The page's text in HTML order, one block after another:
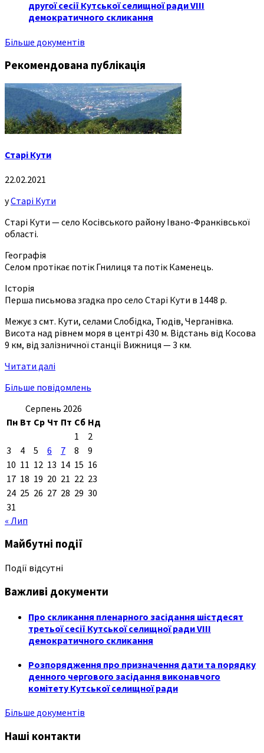
другої сесії Кутської селищної ради VIII
демократичного скликання
Більше документів
Рекомендована публікація
Старі Кути
22.02.2021
уСтарі Кути
Старі Кути — село Косівського району Івано-Франківської
області.
Географія
Селом протікає потік Гнилиця та потік Каменець.
Історія
Перша письмова згадка про село Старі Кути в 1448 р.
Межує з смт. Кути, селами Слобідка, Тюдів, Черганівка.
Висота над рівнем моря в центрі 430 м. Відстань від Косова
9 км, від залізничної станції Вижниця — 3 км.
Читати далі
Більше повідомлень
Серпень 2026
Пн Вт Ср Чт Пт Сб Нд
1
2
3
4 5 6 7 8
9
10 11 12 13 14 15 16
17 18 19 20 21 22 23
24 25 26 27 28 29 30
31
« Лип
Майбутні події
Події відсутні
Важливі документи
Про скликання пленарного засідання шістдесят
третьої сесії Кутської селищної ради VIII
демократичного скликання
Розпорядження про призначення дати та порядку
денного чергового засідання виконавчого
комітету Кутської селищної ради
Більше документів
Наші контакти